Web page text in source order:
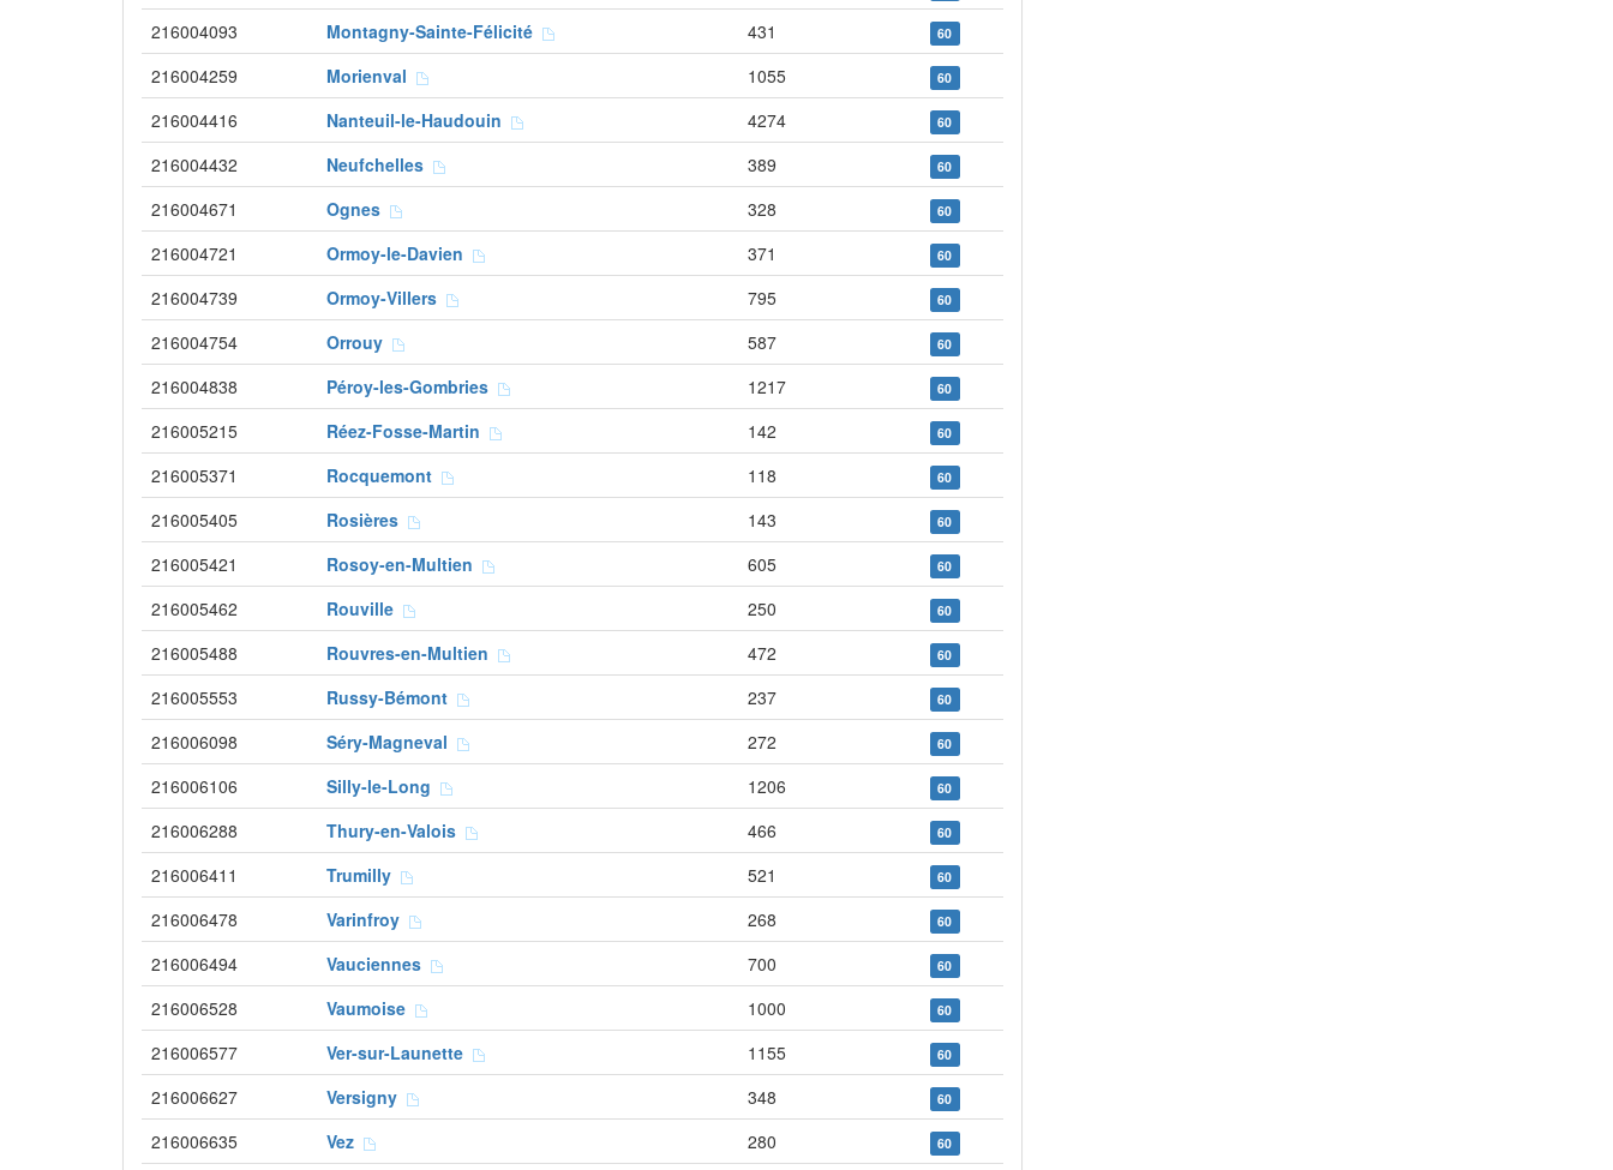
216004093 Montagny-Sainte-Félicité 431 60
216004259 Morienval 1055 60
216004416 Nanteuil-le-Haudouin 4274 60
216004432 Neufchelles 389 60
216004671 Ognes 328 60
216004721 Ormoy-le-Davien 371 60
216004739 Ormoy-Villers 795 60
216004754 Orrouy 587 60
216004838 Péroy-les-Gombries 1217 60
216005215 Réez-Fosse-Martin 142 60
216005371 Rocquemont 118 60
216005405 Rosières 143 60
216005421 Rosoy-en-Multien 605 60
216005462 Rouville 250 60
216005488 Rouvres-en-Multien 472 60
216005553 Russy-Bémont 237 60
216006098 Séry-Magneval 272 60
216006106 Silly-le-Long 1206 60
216006288 Thury-en-Valois 466 60
216006411 Trumilly 521 60
216006478 Varinfroy 268 60
216006494 Vauciennes 700 60
216006528 Vaumoise 1000 60
216006577 Ver-sur-Launette 1155 60
216006627 Versigny 348 60
216006635 Vez 280 60